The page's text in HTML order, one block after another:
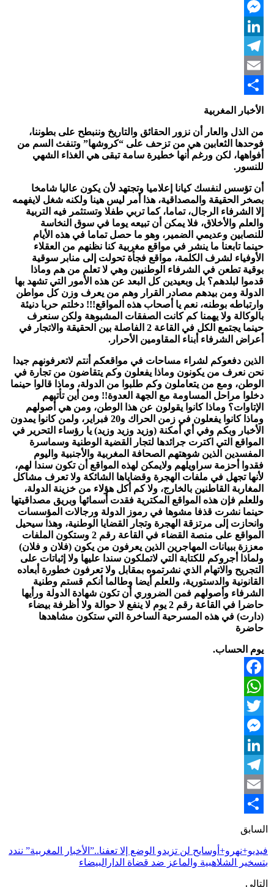
Twitter
Messenger
LinkedIn
Telegram
Email
Share
الأخبار المغربية
من الذل والعار أن نزور الحقائق والتاريخ وننبطح على بطوننا،
فوحدها الثعابين هي من تزحف على “كروشها” وتنفث السم من
أفواهها، لكن ورغم أنها خطيرة سامة تبقى هي الغذاء الشهي
للنسور .
أن تؤسس لنفسك كيانا إعلاميا وتجتهد لأن يكون عاليا شامخا
بصخر الحقيقة والمصداقية، هذا أمر ليس هينا ولكنه شغل لايفهمه
إلا الشرفاء الرجال، تماما، كما تربي طفلا وتستثمر فيه التربية
والعلم والأخلاق، فلا يمكن أن تبيعه يوما في سوق النخاسة
للنصابين وعديمي الضمير، وهو ما حصل تماما في هذه الأيام
حينما تابعنا ما ينشر في مواقع مغربية كنا نظنهم من العقلاء
الأوفياء لشرف الكلمة، مواقع فجأة تحولت إلى منابر سوقية
بوقية تطعن في الشرفاء الوطنيين وهي لا تعلم من هم وماذا
قدموا لبلدهم؟ بل وبعيدين كل البعد عن هذه الأمور التي تشهد بها
الدولة ومن بيدهم مصادر القرار وهم من يعرف وزن كل مواطن
وارتباطه بوطنه، نعم يا أصحاب هذه المواقع!!! دخلتم حربا دنيئة
بالوكالة ولا يهمنا كم كانت الصفقات المشبوهة ولكن سنعرف
حينما يجتمع الكل في القاعة 2 الفاصلة بين الحقيقة والاتجار في
أعراض الشرفاء أبناء المقاومين الأحرار .
الذين دفعوكم لشراء مساحات في مواقعكم أنتم لاتعرفونهم جيدا
نحن نعرف من يكونون وماذا يفعلون وكم يتقاضون من تجارة في
الوطن، ومع من يتعاملون وكم طلبوا من الدولة، وماذا قالوا حينما
دخلوا مراحل المساومة مع الجهة العدوة!! ومن أين تأتيهم
الإتاوات؟ وماذا كانوا يقولون عن هذا الوطن، ومن هي أصولهم
وماذا كانوا يفعلون في زمن الحراك و20 فبراير، ولمن كانوا يمدون
الأخبار وبكم وفي أي أمكنة (وزيد وزيد وزيد) يا رؤساء التحرير في
المواقع التي اكترت جرائدها لتجار القضية الوطنية وسماسرة
المفسدين الذين شوهتهم الصحافة المغربية والأجنبية واليوم
فقدوا أحزمة سراويلهم ولايمكن لهذه المواقع أن تكون سندا لهم،
لأنها تجهل في ملفات الهجرة وقضاياها الشائكة ولا تعرف مشاكل
المغاربة القاطنين بالخارج، ولا كم أكل هؤلاء من خزينة الدولة،
وللعلم فإن هذه المواقع المكترية فقدت أسمائها وبريق مصداقيتها
حينما نشرت قذفا مشوها في رموز الدولة ورجالات المؤسسات
وانحازت إلى مرتزقة الهجرة وتجار القضايا الوطنية، وهذا سيحيل
المواقع على منصة القضاء في القاعة رقم 2 وستكون الملفات
معززة ببيانات المهاجرين الذين يعرفون من يكون (فلان و فلان)
ولماذا أجروكم للكتابة التي لاتملكون سندا عليها ولا إثباتات على
التجريح والاتهام الذي نشرتموه بمقابل ولا تعرفون خطورة أبعاده
القانونية والدستورية، وللعلم أيضا وطالما أنكم قستم وطنية
الشرفاء وأصولهم فمن الضروري أن تكون شهادة الدولة ورأيها
حاضرا في القاعة رقم 2 يوم لا ينفع لا حوالة ولا أظرفة بيضاء
(دارت) في هذه المسرحية الساخرة التي ستكون مشاهدها
حاضرة
يوم الحساب.
Facebook
WhatsApp
Twitter
Messenger
LinkedIn
Telegram
Email
Share
السابق
فيديو+نهرو+أوسايح لن تزيدو الوضع إلا تعفنا..”الأخبار المغربية” نندد
بتسخير الشلاهبية والماعز ضد قضاة الدارالبيضاء
التالي